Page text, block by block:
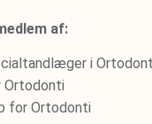
af:
i
Ortodonti
for Ortodonti